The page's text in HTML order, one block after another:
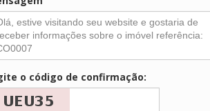
o código de confirmação: